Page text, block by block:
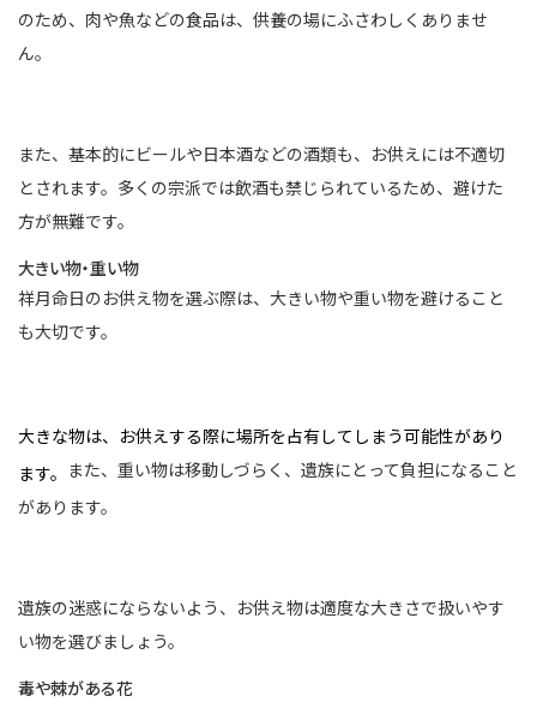
のため、肉や魚などの食品は、供養の場にふさわしくありませ
ん。
また、基本的にビールや日本酒などの酒類も、お供えには不適切
とされます。多くの宗派では飲酒も禁じられているため、避けた
方が無難です。
大きい物・重い物
祥月命日のお供え物を選ぶ際は、大きい物や重い物を避けること
も大切です。
大きな物は、お供えする際に場所を占有してしまう可能性があり
ます。 また、重い物は移動しづらく、遺族にとって負担になること
があります。
遺族の迷惑にならないよう、お供え物は適度な大きさで扱いやす
い物を選びましょう。
毒や棘がある花